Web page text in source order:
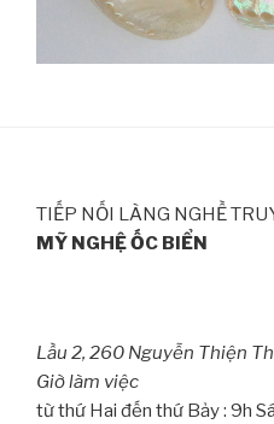
TIẾP NỐI LÀNG NGHỀ
MỸ NGHỆ ỐC BIỂN
Lầu 2, 260 Nguyễn Thiện
Giờ làm việc
từ thứ Hai đến thứ Bảy : 9h